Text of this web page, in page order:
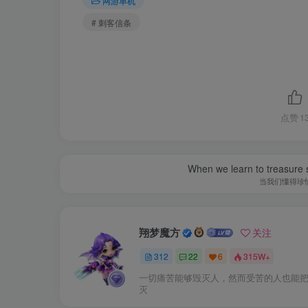
修改记得备份数据，出错无法恢复！一切
抖音搜索“贰玖”（抖音号：XM.CULB）点
# 刺客信条
点赞
When we learn to treasure
当我们懂得珍
翔梦魔方 关注
312 22 6 315W+
一切痛苦能够毁灭人，然而受苦的人也能
灭